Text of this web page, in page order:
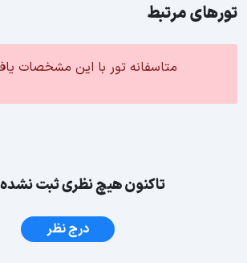
تورهای مرتبط
متاسفانه تور با این مشخصات
تاکنون هیچ نظری ثبت
درج نظر